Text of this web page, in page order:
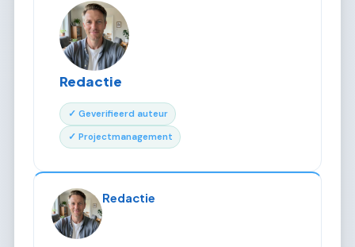
Redactie
✓ Geverifieerd auteur
✓ Projectmanagement
Redactie